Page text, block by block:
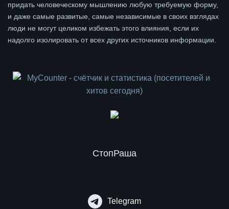
придать человеческому мышлению любую требуемую форму,
и даже самые развитые, самые независимые в своих взглядах
люди не могут целиком избежать этого влияния, если их
надолго изолировать от всех других источников информации.
СтопРаша
Telegram